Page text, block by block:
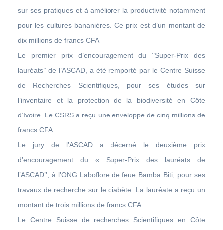
sur ses pratiques et à améliorer la productivité notamment
pour les cultures bananières. Ce prix est d’un montant de
dix millions de francs CFA
Le premier prix d’encouragement du ‘’Super-Prix des
lauréats’’ de l’ASCAD, a été remporté par le Centre Suisse
de Recherches Scientifiques, pour ses études sur
l’inventaire et la protection de la biodiversité en Côte
d’Ivoire. Le CSRS a reçu une enveloppe de cinq millions de
francs CFA.
Le jury de l’ASCAD a décerné le deuxième prix
d’encouragement du « Super-Prix des lauréats de
l’ASCAD’’, à l’ONG Laboflore de feue Bamba Biti, pour ses
travaux de recherche sur le diabète. La lauréate a reçu un
montant de trois millions de francs CFA.
Le Centre Suisse de recherches Scientifiques en Côte